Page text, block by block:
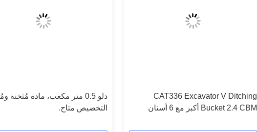
CAT336 Excavator V Ditching
Bucket 2.4 CBM أكبر مع 6 أسنان
دلو 0.5 متر مكعب، مادة مُثخنة
التخصيص متاح.